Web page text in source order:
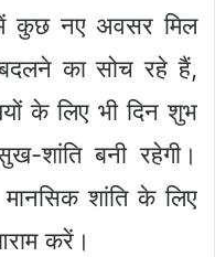
कुछ नए अवसर मिल
का सोच रहे हैं,
के लिए भी दिन शुभ
शांति बनी रहेगी।
शांति के लिए
करें।